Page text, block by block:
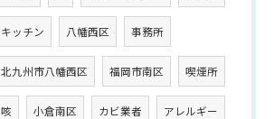
キッチン 八幡西区 事務所
北九州市八幡西区 福岡市南区 喫煙所
咳 小倉南区 カビ業者 アレルギー